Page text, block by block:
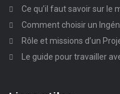
Ce qu’il faut savoir sur le
Comment choisir un
Rôle et missions d’un
Le guide pour travailler